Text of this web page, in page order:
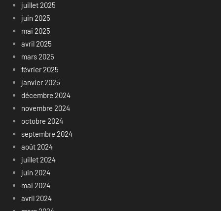
juillet 2025
juin 2025
mai 2025
avril 2025
mars 2025
février 2025
janvier 2025
décembre 2024
novembre 2024
octobre 2024
septembre 2024
août 2024
juillet 2024
juin 2024
mai 2024
avril 2024